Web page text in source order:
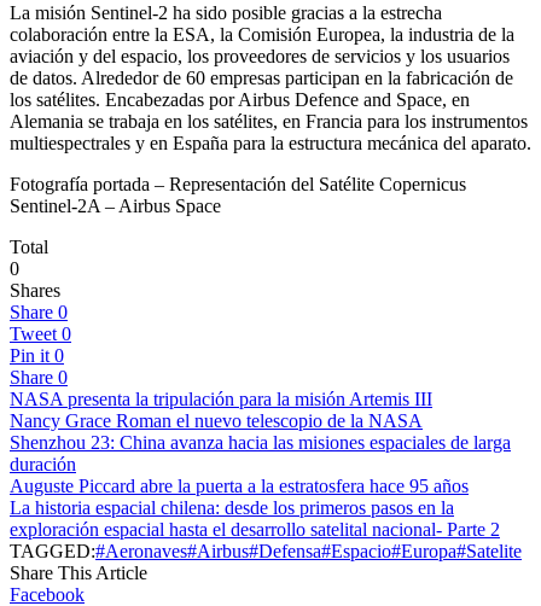
La misión Sentinel-2 ha sido posible gracias a la estrecha
colaboración entre la ESA, la Comisión Europea, la industria de la
aviación y del espacio, los proveedores de servicios y los usuarios
de datos. Alrededor de 60 empresas participan en la fabricación de
los satélites. Encabezadas por Airbus Defence and Space, en
Alemania se trabaja en los satélites, en Francia para los instrumentos
multiespectrales y en España para la estructura mecánica del aparato.
Fotografía portada – Representación del Satélite Copernicus
Sentinel-2A – Airbus Space
Total
0
Shares
Share 0
Tweet 0
Pin it 0
Share 0
NASA presenta la tripulación para la misión Artemis III
Nancy Grace Roman el nuevo telescopio de la NASA
Shenzhou 23: China avanza hacia las misiones espaciales de larga
duración
Auguste Piccard abre la puerta a la estratosfera hace 95 años
La historia espacial chilena: desde los primeros pasos en la
exploración espacial hasta el desarrollo satelital nacional- Parte 2
TAGGED:#Aeronaves#Airbus#Defensa#Espacio#Europa#Satelite
Share This Article
Facebook